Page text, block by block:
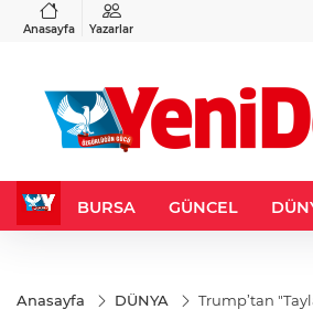
Anasayfa Yazarlar
%-0,22
BURSA GÜNCEL
Anasayfa DÜNYA Trump’tan